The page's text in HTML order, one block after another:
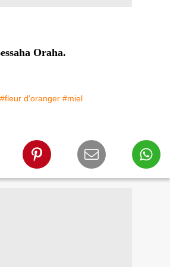
Oraha.
#fleur d'oranger #miel